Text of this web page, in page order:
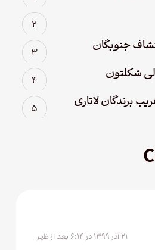
جنوبگان
شکلتون
برندگان لاتاری
۲۱ آذر ۱۳۹۹ در ۶:۱۴ بعد از ظهر